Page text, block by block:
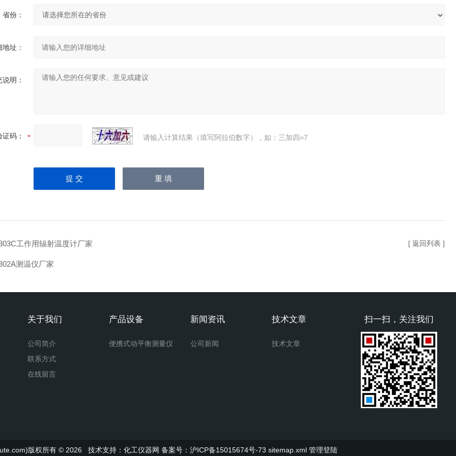
省份：
址：
明：
证码： 请输入计算结果（填写阿拉伯数字），如：三加四=7
工作用辐射温度计厂家
测温仪厂家
[ 返回列表 ]
扫一扫，关注我们
关于我们
公司简介
联系方式
在线留言
产品设备
便携式动平衡测量仪
新闻资讯
公司新闻
技术文章
技术文章
版权所有 © 2026 技术支持： 化工仪器网 备案号：沪ICP备15015674号-73 sitemap.xml 管理登陆